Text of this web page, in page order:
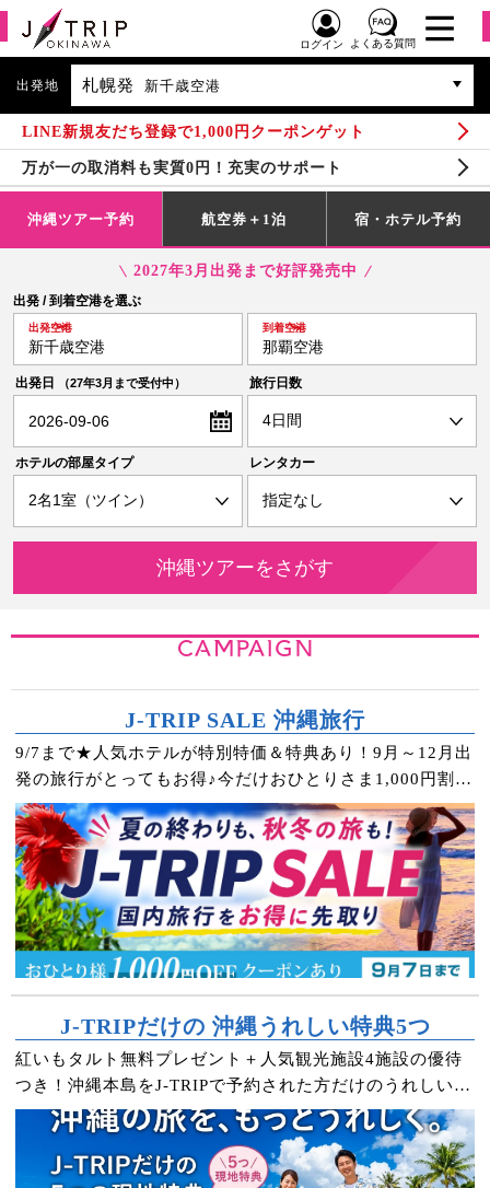
ログイン よくある質問
出発地 札幌発 新千歳空港
LINE新規友だち登録で1,000円クーポンゲット
万が一の取消料も実質0円！充実のサポート
沖縄ツアー予約 航空券＋1泊 宿・ホテル予約
2027年3月出発まで好評発売中
出発日 （27年3月まで受付中）
2026-09-06
旅行日数
ホテルの部屋タイプ レンタカー
出発 / 到着空港を選ぶ
出発空港
新千歳空港
到着空港
那覇空港
CAMPAIGN
J-TRIP SALE 沖縄旅行
9/7まで★人気ホテルが特別特価＆特典あり！9月～12月出
発の旅行がとってもお得♪今だけおひとりさま1,000円割引
クーポンもプレゼント！
J-TRIPだけの 沖縄うれしい特典5つ
紅いもタルト無料プレゼント＋人気観光施設4施設の優待
つき！沖縄本島をJ-TRIPで予約された方だけのうれしい特
典です。